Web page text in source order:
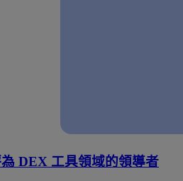
DEX 工具領域的領導者